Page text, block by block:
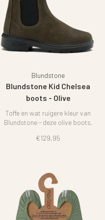
Blundstone
Blundstone Kid Chelsea
boots - Olive
Toffe en wat ruigere kleur van
Blundstone - deze olive boots.
€129,95